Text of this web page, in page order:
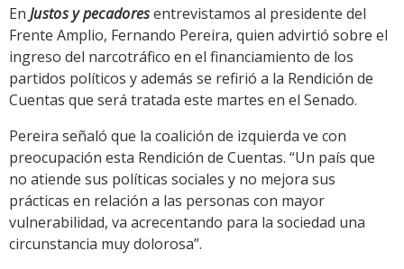
Link
En Justos y pecadoresentrevistamos al presidente del
Frente Amplio, Fernando Pereira, quien advirtió sobre el
ingreso del narcotráfico en el financiamiento de los
partidos políticos y además se refirió a la Rendición de
Cuentas que será tratada este martes en el Senado.
Pereira señaló que la coalición de izquierda ve con
preocupación esta Rendición de Cuentas. “Un país que
no atiende sus políticas sociales y no mejora sus
prácticas en relación a las personas con mayor
vulnerabilidad, va acrecentando para la sociedad una
circunstancia muy dolorosa”.